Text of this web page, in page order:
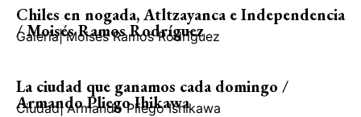
Chiles en nogada, Atltzayanca e Independencia
/ Moisés Ramos Rodríguez
Galería| Moisés Ramos Rodríguez
La ciudad que ganamos cada domingo /
Armando Pliego Ihikawa
Ciudad| Armando Pliego Ishikawa